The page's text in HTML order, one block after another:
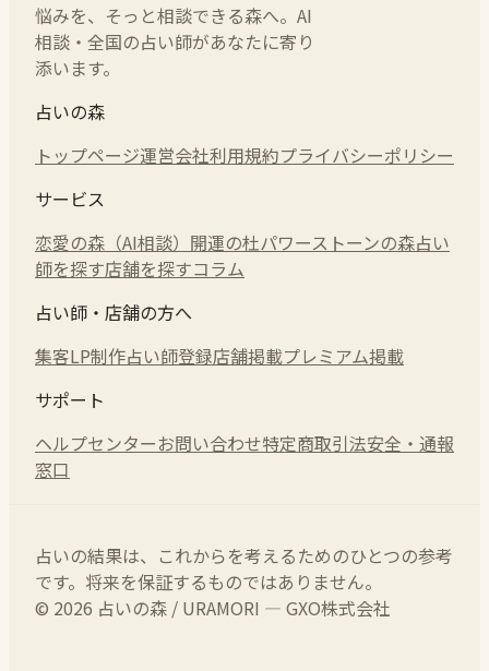
悩みを、そっと相談できる森へ。AI
相談・全国の占い師があなたに寄り
添います。
占いの森
トップページ運営会社利用規約プライバシーポリシー
サービス
恋愛の森（AI相談） 開運の杜パワーストーンの森占い
師を探す店舗を探すコラム
占い師・店舗の方へ
集客LP制作占い師登録店舗掲載プレミアム掲載
サポート
ヘルプセンターお問い合わせ特定商取引法安全・通報
窓口
占いの結果は、これからを考えるためのひとつの参考
です。将来を保証するものではありません。
© 2026 占いの森 / URAMORI — GXO株式会社